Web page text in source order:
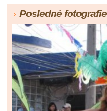
Posledné fotografie